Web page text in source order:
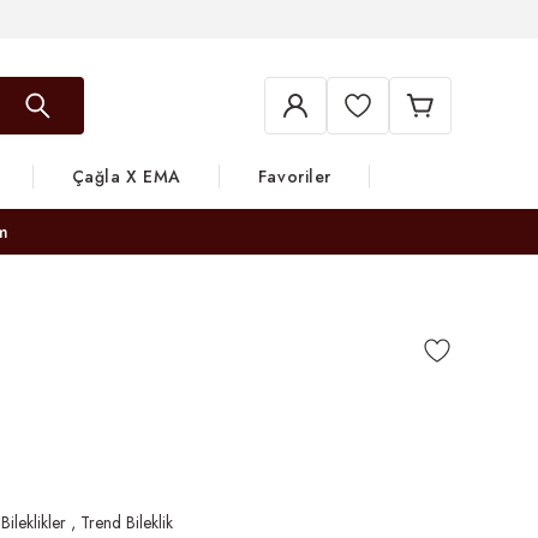
Çağla X EMA Favoriler
, Trend Bileklik